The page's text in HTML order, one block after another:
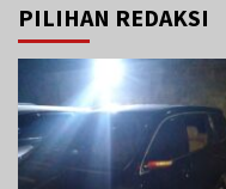
PILIHAN REDAKSI